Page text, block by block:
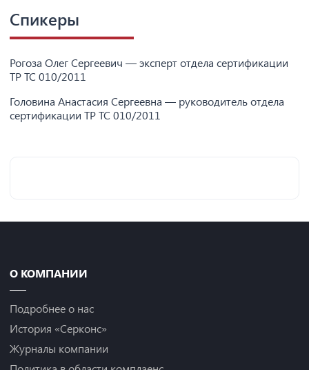
Спикеры
Рогоза Олег Сергеевич — эксперт отдела сертификации
ТР ТС 010/2011
Головина Анастасия Сергеевна — руководитель отдела
сертификации ТР ТС 010/2011
О КОМПАНИИ
Подробнее о нас
История «Серконс»
Журналы компании